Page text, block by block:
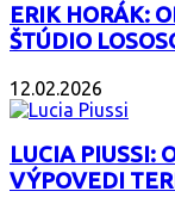
ERIK HORÁK:
ŠTÚDIO
12.02.2026
LUCIA PIUSSI:
VÝPOVEDI